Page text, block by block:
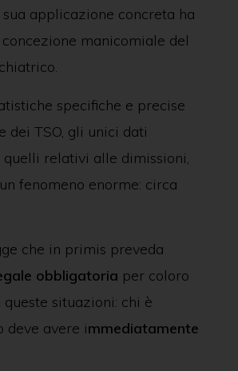
sua applicazione concreta ha
manicomiale del
specifiche e precise
dei TSO, gli unici dati
relativi alle dimissioni,
fenomeno enorme: circa
che in primis preveda
obbligatoria per coloro
situazioni: chi è
deve avere immediatamente